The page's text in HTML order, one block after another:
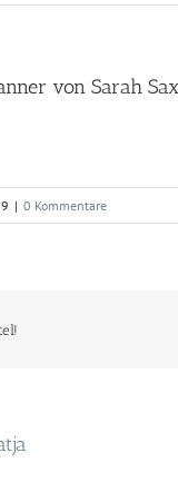
von Sarah
| 0 Kommentare